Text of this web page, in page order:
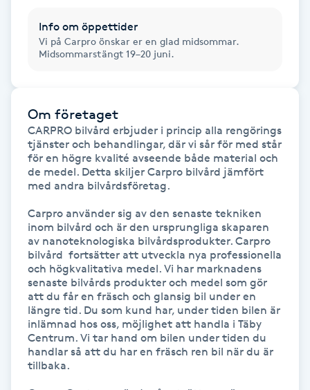
Gruppträning
H
Hatha Yoga
Headspa
Herrklippning
HIFU
Hollywood Peel
Hot Stone Massage
Info om öppettider
Vi på Carpro önskar er en glad midsommar.
Midsommarstängt 19–20 juni.
Om företaget
CARPRO bilvård erbjuder i princip alla rengörings
tjänster och behandlingar, där vi sår för med står
för en högre kvalité avseende både material och
de medel. Detta skiljer Carpro bilvård jämfört
med andra bilvårdsföretag.
Carpro använder sig av den senaste tekniken
inom bilvård och är den ursprungliga skaparen
av nanoteknologiska bilvårdsprodukter. Carpro
bilvård  fortsätter att utveckla nya professionella
och högkvalitativa medel. Vi har marknadens
senaste bilvårds produkter och medel som gör
att du får en fräsch och glansig bil under en
längre tid. Du som kund har, under tiden bilen är
inlämnad hos oss, möjlighet att handla i Täby
Centrum. Vi tar hand om bilen under tiden du
handlar så att du har en fräsch ren bil när du är
tillbaka.